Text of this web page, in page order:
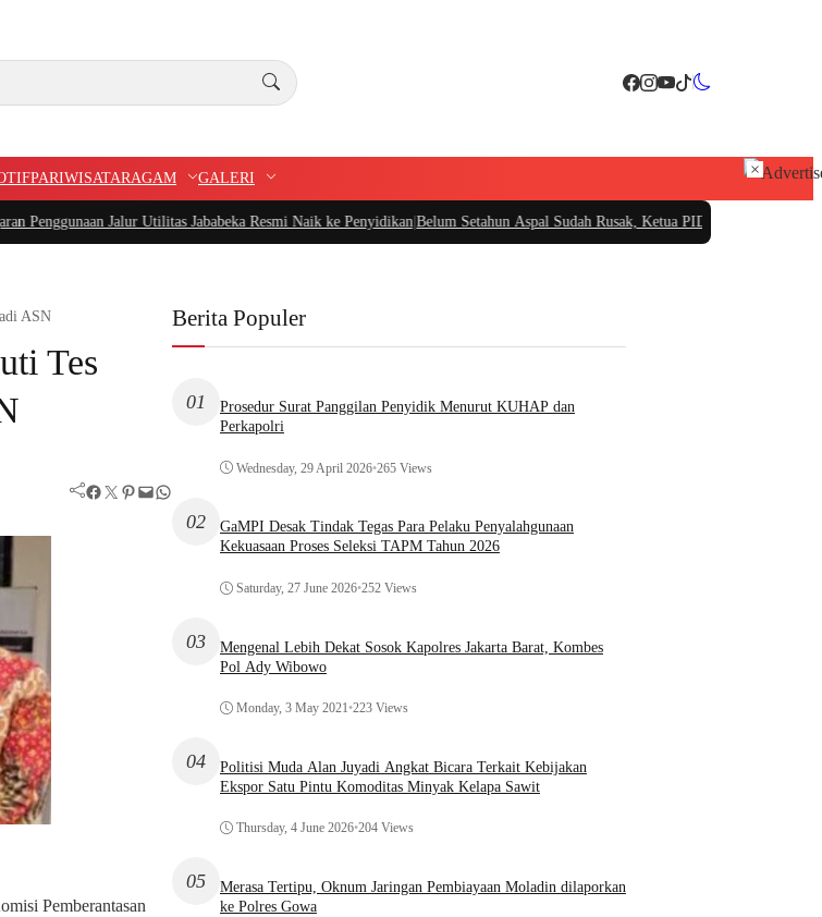
PARIWISATARAGAM GALERI
Jalur Utilitas Jababeka Resmi Naik ke Penyidikan |Belum Setahun Aspal Sudah Rusak, Ketua PIDAR Papua Barat Minta Kajati
ASN
Tes
Facebook Twitter Pinterest Mail WhatsApp
Pemberantasan
Berita Populer
01
Prosedur Surat Panggilan Penyidik Menurut KUHAP dan
Perkapolri
Wednesday, 29 April 2026•265 Views
02
GaMPI Desak Tindak Tegas Para Pelaku Penyalahgunaan
Kekuasaan Proses Seleksi TAPM Tahun 2026
Saturday, 27 June 2026•252 Views
03
Mengenal Lebih Dekat Sosok Kapolres Jakarta Barat, Kombes
Pol Ady Wibowo
Monday, 3 May 2021•223 Views
04
Politisi Muda Alan Juyadi Angkat Bicara Terkait Kebijakan
Ekspor Satu Pintu Komoditas Minyak Kelapa Sawit
Thursday, 4 June 2026•204 Views
05
Merasa Tertipu, Oknum Jaringan Pembiayaan Moladin dilaporkan
ke Polres Gowa
×